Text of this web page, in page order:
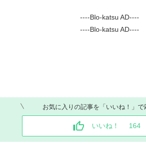
----Blo-katsu AD----
----Blo-katsu AD----
お気に入りの記事を「いいね！」で
いいね！ 164